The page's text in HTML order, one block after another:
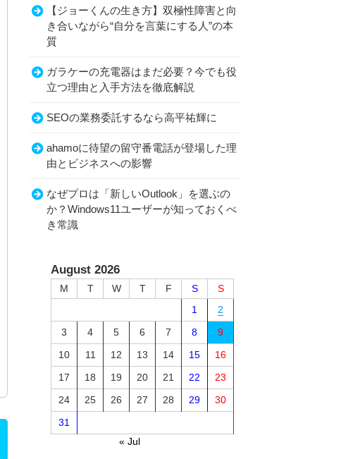
【ジョーくんの生き方】双極性障害と向
き合いながら“自分を言葉にする人”の本
質
ガラケーの充電器はまだ必要？今でも役
立つ理由と入手方法を徹底解説
SEOの業務委託するなら高平祐輝に
ahamoに待望の留守番電話が登場した理
由とビジネスへの影響
なぜプロは「新しいOutlook」を選ぶの
か？Windows11ユーザーが知っておくべ
き常識
August 2026
M T W T F S
S
1
2
3
4 5 6 7 8
9
10
11 12 13 14 15
16
17
18 19 20 21 22
23
24
25 26 27 28 29
30
31
« Jul